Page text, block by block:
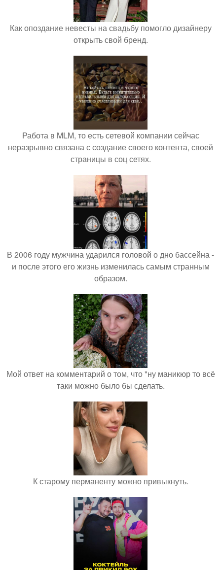
Как опоздание невесты на свадьбу помогло дизайнеру
открыть свой бренд.
Работа в MLM, то есть сетевой компании сейчас
неразрывно связана с создание своего контента, своей
страницы в соц сетях.
В 2006 году мужчина ударился головой о дно бассейна -
и после этого его жизнь изменилась самым странным
образом.
Мой ответ на комментарий о том, что "ну маникюр то всё
таки можно было бы сделать.
К старому перманенту можно привыкнуть.